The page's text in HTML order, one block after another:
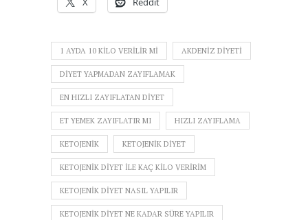
1 AYDA 10 KILO VERILIR MI AKDENIZ DIYETI
DIYET YAPMADAN ZAYIFLAMAK
EN HIZLI ZAYIFLATAN DIYET
ET YEMEK ZAYIFLATIR MI HIZLI ZAYIFLAMA
KETOJENIK KETOJENIK DIYET
KETOJENIK DIYET ILE KAÇ KILO VERIRIM
KETOJENIK DIYET NASIL YAPILIR
KETOJENIK DIYET NE KADAR SÜRE YAPILIR